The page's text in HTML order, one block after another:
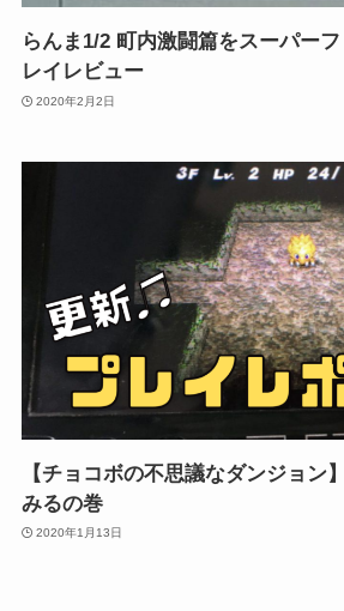
らんま1/2 町内激闘篇をスーパー
レイレビュー
2020年2月2日
【チョコボの不思議なダンジョン
みるの巻
2020年1月13日